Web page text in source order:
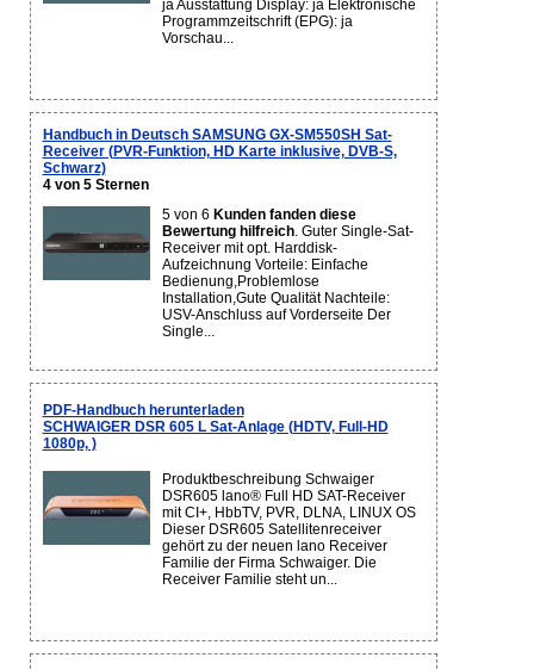
ja Ausstattung Display: ja Elektronische
Programmzeitschrift (EPG): ja
Vorschau...
Handbuch in Deutsch SAMSUNG GX-SM550SH Sat-
Receiver (PVR-Funktion, HD Karte inklusive, DVB-S,
Schwarz)
4 von 5 Sternen
5 von 6 Kunden fanden diese
Bewertung hilfreich. Guter Single-Sat-
Receiver mit opt. Harddisk-
Aufzeichnung Vorteile: Einfache
Bedienung,Problemlose
Installation,Gute Qualität Nachteile:
USV-Anschluss auf Vorderseite Der
Single...
PDF-Handbuch herunterladen
SCHWAIGER DSR 605 L Sat-Anlage (HDTV, Full-HD
1080p, )
Produktbeschreibung Schwaiger
DSR605 lano® Full HD SAT-Receiver
mit CI+, HbbTV, PVR, DLNA, LINUX OS
Dieser DSR605 Satellitenreceiver
gehört zu der neuen lano Receiver
Familie der Firma Schwaiger. Die
Receiver Familie steht un...